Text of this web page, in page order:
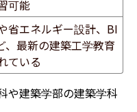
可能
省エネルギー設計、BI
、最新の建築工学教育
ている
や建築学部の建築学科